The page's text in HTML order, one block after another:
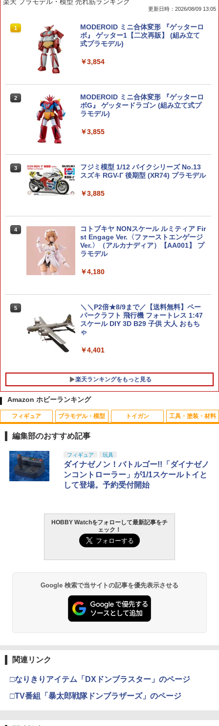
楽天 プラモデル・模型 売れ筋ランキング
更新日時：2026/08/09 13:05
1
MODEROID ミニ合体変形 『ゲッターロ
ボ』 ゲッター1【二次再販】 (組み立て
式プラモデル)
￥3,854
2
MODEROID ミニ合体変形 『ゲッターロ
ボG』 ゲッタードラゴン (組み立て式プ
ラモデル)
￥3,855
3
フジミ模型 1/12 バイクシリーズ No.13
スズキ RGV-Γ 後期型 (XR74) プラモデル
￥3,885
4
コトブキヤ NONスケール ルミティア Fir
st Engage Ver.〈ファーストエンゲージ
Ver.〉（アルカナディア）【AA001】 プ
ラモデル
￥4,180
5
＼＼P2倍★8/9まで／【送料無料】ペー
パークラフト 飛行機 フォートレス 1:47
スケール DIY 3D B29 子供 大人 おもち
ゃ
￥4,401
楽天ランキングをもっと見る
1
S.H.Figuarts シャンクス -マリンフォー
ド頂上決戦- 『ONE PIECE』[BANDAI S
PIRITS]《01月予約》
￥8,910
可動フィギュア 黒鉄休止符 美少女 模型
コレクション ホビー ギフト プレゼント
￥4,580
大きいフィギュアも飾れる。 ディスプレ
イ ステージ 3段 ひな壇 ブラック (ブラッ
ク)
￥3,080
￥9,607
1
【1枚までネコポス対応】【春夏】BTパ
ワーストレッチ EVOクールフェイスマス
ク JW-719 全面消臭タイプ 息がしやすい
ン コーデゥラ おたふく手袋
￥1,034
パネル MK4
￥2,500
ポーチ 腰袋 メディカルポーチ ミリタリ
ーポーチ サバゲー サバイバルゲーム 装
備 サバゲー装備 タクティカルポーチ サ
バゲーポーチ キャンプポーチ ユーティ
リティポーチ 小物入れ 収納 モール 1000
4
＼エントリーでポイント10倍／【8月4日
20時〜8月11日1時59分まで】IRON AIR
SOFT M4 フォワードアシストノブ 東京
1
タミヤ OP.1338 2駆オフロードディッシ
ュホイール 黒・前輪（60/19）【5433
8】 ラジコンパーツ
￥388
￥352
￥791
LA43H 【KYOSHO/京商】 ボールエンド
(5.8mm/ハード/12Pcs)
タカラトミー トミカタウン バス停(乗客
付き)
Amazon ホビーランキング
フィギュア
1
TAMASHII NATIONS S.H.フィギュアー
ツ（真骨彫製法） 仮面ライダーBLACK
RX 約150mm PVC&ABS&布製 塗装済み
可動フィギュア
タカラトミー(TAKARA TOMY) T-SPAR
K トランスフォーマー ニューレジェンズ
TAMASHII NATIONS S.H.フィギュアー
ツ ONE PIECE シャンクス -マリンフォ
ード頂上決戦- 約165mm PVC&ABS&布
4
52TOYS BLINDBOX ディズニー プリン
セス On the Run シリーズ ブラインドボ
ックス フィギュア ガチャガチャ コレク
プラモデル・模型
1
BANDAI SPIRITS(バンダイ スピリッツ)
HG 機動新世紀ガンダムX ガンダムレオ
パルド 1/144スケール 色分け済みプラモ
デル
BANDAI SPIRITS(バンダイ スピリッツ)
機動警察パトレイバー EZY RG 1/48 AV-
みプラモデル
BANDAI SPIRITS(バンダイ スピリッツ)
30MS SIS-J00 メルンジャ[カラーA] 色
4
マックスファクトリー PLAMATEA MX
ちゃん 組み立て式プラモデル ノンスケ
ール 全高約160mm
トイガン
1
東京マルイ(TOKYO MARUI) No.25 コル
ト ガバメント HG 18歳以上エアーHOP
ハンドガン
￥3,384
東京マルイ (TOKYO MARUI) ガスブロー
バックマシンガン No.14 20式 5.56mm
小銃 18歳以上 ガスブローバック
￥220,000
東京マルイ(TOKYO MARUI) No.21 H&K
USP HG 18歳以上エアーHOPハンドガン
￥3,409
4
動
￥2,666
工具・塗装・材料
1
LOCTITE(ロックタイト) シールはがし
プレミアム 220ml
￥962
GSIクレオス Mr.トップコート 水性プレ
ミアムトップコートスプレー 光沢 88ml
ホビー用仕上材 B601
￥748
タミヤ クラフトツールシリーズ No.123
先細薄刃ニッパー (ゲートカット用) プラ
モデル用工具 74123
￥2,600
編集部のおすすめ記事
フィギュア 玩具
ダイナゼノン！バトルゴー!!「ダイナゼノ
ンコントローラー」が1/1スケールトイと
して登場。予約受付開始
HOBBY Watchをフォローして最新記事をチ
ェック！
Google 検索で当サイトの記事を優先表示させる
関連リンク
□なりきりアイテム「DXドンブラスター」のページ
□TV番組「暴太郎戦隊ドンブラザーズ」のページ